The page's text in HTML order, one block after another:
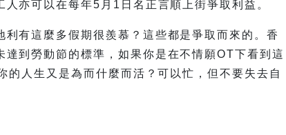
亦可以在每年5月1日名正言順上街爭取利益。
有這麼多假期很羨慕？這些都是爭取而來的。香
到勞動節的標準，如果你是在不情願OT下看到這
人生又是為而什麼而活？可以忙，但不要失去自